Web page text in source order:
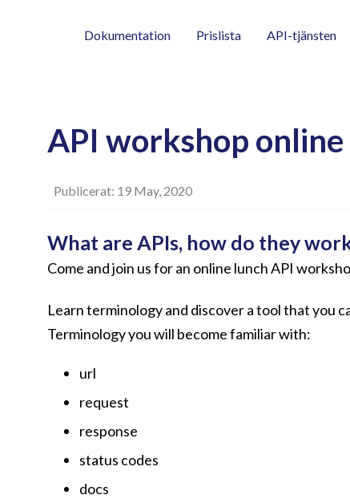
Dokumentation Prislista API-tjänsten
API workshop online
Publicerat: 19 May, 2020
What are APIs, how do they
Come and join us for an online lunch API
Learn terminology and discover a tool that you
Terminology you will become familiar with:
url
request
response
status codes
docs